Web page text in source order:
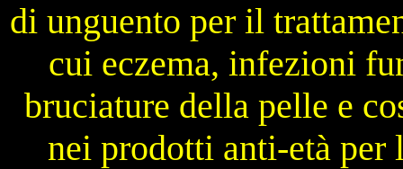
di unguento per il
cui eczema, infezioni
bruciature della pelle e
nei prodotti anti-età per